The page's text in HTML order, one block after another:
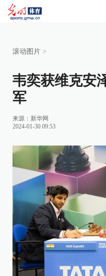
滚动图片 >
韦奕获维克安
军
来源： 新华网
2024-01-30 09:53